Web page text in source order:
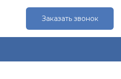
Заказать звонок